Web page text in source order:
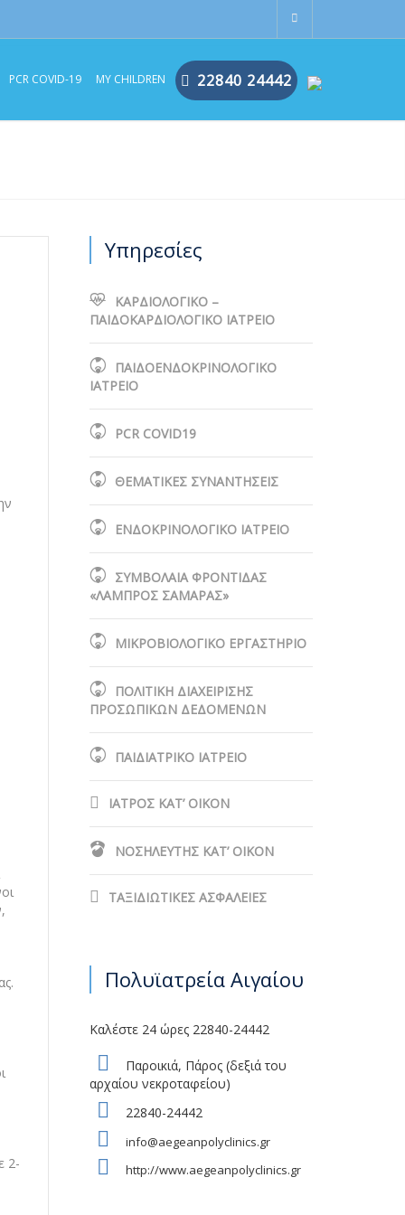
PCR COVID-19 MY CHILDREN 22840 24442
2-
Υπηρεσίες
ΚΑΡΔΙΟΛΟΓΙΚΟ –
ΠΑΙΔΟΚΑΡΔΙΟΛΟΓΙΚΟ ΙΑΤΡΕΙΟ
ΠΑΙΔΟΕΝΔΟΚΡΙΝΟΛΟΓΙΚΟ
ΙΑΤΡΕΙΟ
PCR COVID19
ΘΕΜΑΤΙΚΕΣ ΣΥΝΑΝΤΗΣΕΙΣ
ΕΝΔΟΚΡΙΝΟΛΟΓΙΚΟ ΙΑΤΡΕΙΟ
ΣΥΜΒΟΛΑΙΑ ΦΡΟΝΤΙΔΑΣ
«ΛΑΜΠΡΟΣ ΣΑΜΑΡΑΣ»
ΜΙΚΡΟΒΙΟΛΟΓΙΚΟ ΕΡΓΑΣΤΗΡΙΟ
ΠΟΛΙΤΙΚΗ ΔΙΑΧΕΙΡΙΣΗΣ
ΠΡΟΣΩΠΙΚΩΝ ΔΕΔΟΜΕΝΩΝ
ΠΑΙΔΙΑΤΡΙΚΟ ΙΑΤΡΕΙΟ
ΙΑΤΡΟΣ ΚΑΤ’ ΟΙΚΟΝ
ΝΟΣΗΛΕΥΤΗΣ ΚΑΤ’ ΟΙΚΟΝ
ΤΑΞΙΔΙΩΤΙΚΕΣ ΑΣΦΑΛΕΙΕΣ
Πολυϊατρεία Αιγαίου
Καλέστε 24 ώρες 22840-24442
Παροικιά, Πάρος (δεξιά του
αρχαίου νεκροταφείου)
22840-24442
info@aegeanpolyclinics.gr
http://www.aegeanpolyclinics.gr